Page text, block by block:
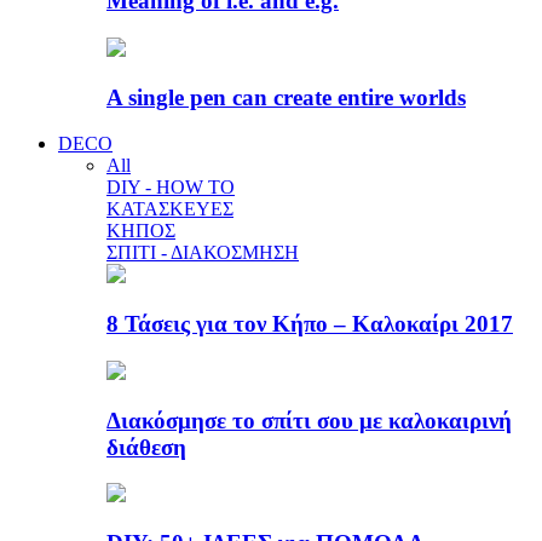
A single pen can create entire worlds
DECO
All
DIY - HOW TO
ΚΑΤΑΣΚΕΥΕΣ
ΚΗΠΟΣ
ΣΠΙΤΙ - ΔΙΑΚΟΣΜΗΣΗ
8 Τάσεις για τον Κήπο – Καλοκαίρι 2017
Διακόσμησε το σπίτι σου με καλοκαιρινή
διάθεση